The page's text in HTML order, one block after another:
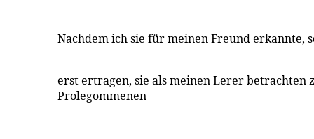
Nachdem ich sie für meinen Freund erkannte,
erst ertragen, sie als meinen Lerer betrachten
Prolegommenen